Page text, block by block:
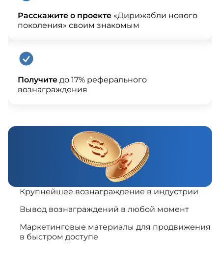
Расскажите о проекте «Дирижабли нового
поколения» своим знакомым
Получите до 17% реферального
вознаграждения
Крупнейшее вознаграждение в индустрии
Вывод вознаграждений в любой момент
Маркетинговые материалы для продвижения
в быстром доступе